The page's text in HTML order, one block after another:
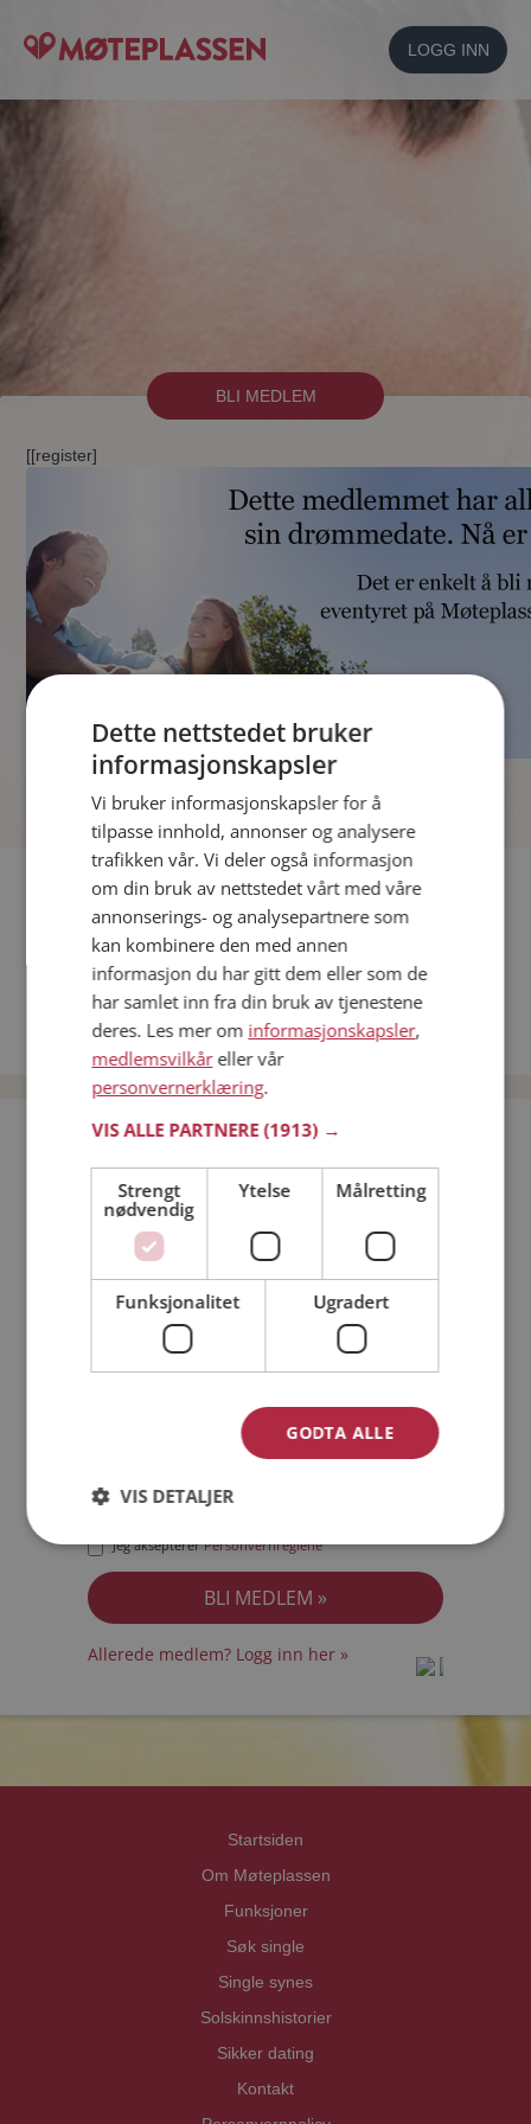
LOGG INN
BLI MEDLEM
[[register]
Fler single
Andre single fra Kvinnherad
Menn fra Kvinnherad
Date kvinner i Norge
Date menn i Norge
Bli medlem gratis!
Jeg er en:
Jeg akseptererPersonvernreglene
Allerede medlem? Logg inn her »
Startsiden
Om Møteplassen
Funksjoner
Søk single
Single synes
Solskinnshistorier
Sikker dating
Kontakt
Dette nettstedet bruker
informasjonskapsler
Vi bruker informasjonskapsler for å
tilpasse innhold, annonser og analysere
trafikken vår. Vi deler også informasjon
om din bruk av nettstedet vårt med våre
annonserings- og analysepartnere som
kan kombinere den med annen
informasjon du har gitt dem eller som de
har samlet inn fra din bruk av tjenestene
deres. Les mer om informasjonskapsler,
medlemsvilkåreller vår
personvernerklæring.
VIS ALLE PARTNERE(1913) →
Strengt
nødvendig
Ytelse Målretting
Funksjonalitet Ugradert
GODTA ALLE
VIS DETALJER